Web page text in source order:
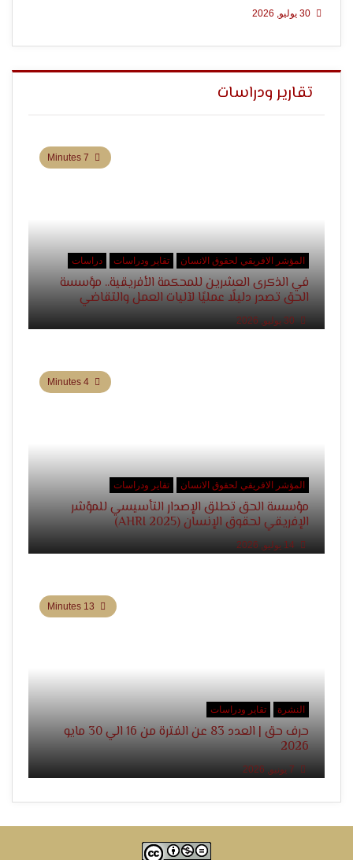
تقارير ودراسات
المؤشر الافريقي لحقوق الانسان تقاير ودراسات دراسات
في الذكرى العشرين للمحكمة الأفريقية.. مؤسسة
الحق تصدر دليلًا عمليًا لآليات العمل والتقاضي
المؤشر الافريقي لحقوق الانسان تقاير ودراسات
مؤسسة الحق تطلق الإصدار التأسيسي للمؤشر
الإفريقي لحقوق الإنسان (AHRI 2025)
النشرة تقاير ودراسات
حرف حق | العدد 83 عن الفترة من 16 الي 30 مايو
2026